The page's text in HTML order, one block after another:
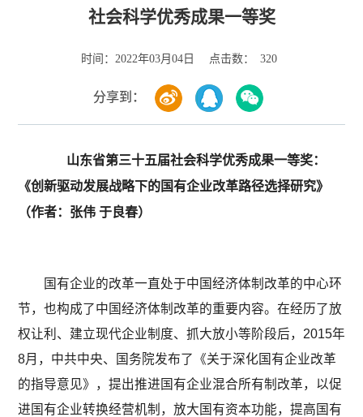
社会科学优秀成果一等奖
时间： 2022年03月04日 点击数： 320
分享到：
山东省第三十五届社会科学优秀成果一等奖：
《创新驱动发展战略下的国有企业改革路径选择研究》
（作者：张伟 于良春）
国有企业的改革一直处于中国经济体制改革的中心环
节，也构成了中国经济体制改革的重要内容。在经历了放
权让利、建立现代企业制度、抓大放小等阶段后，2015年
8月，中共中央、国务院发布了《关于深化国有企业改革
的指导意见》，提出推进国有企业混合所有制改革，以促
进国有企业转换经营机制，放大国有资本功能，提高国有